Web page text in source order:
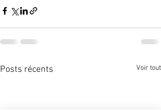
Posts récents Voir tout